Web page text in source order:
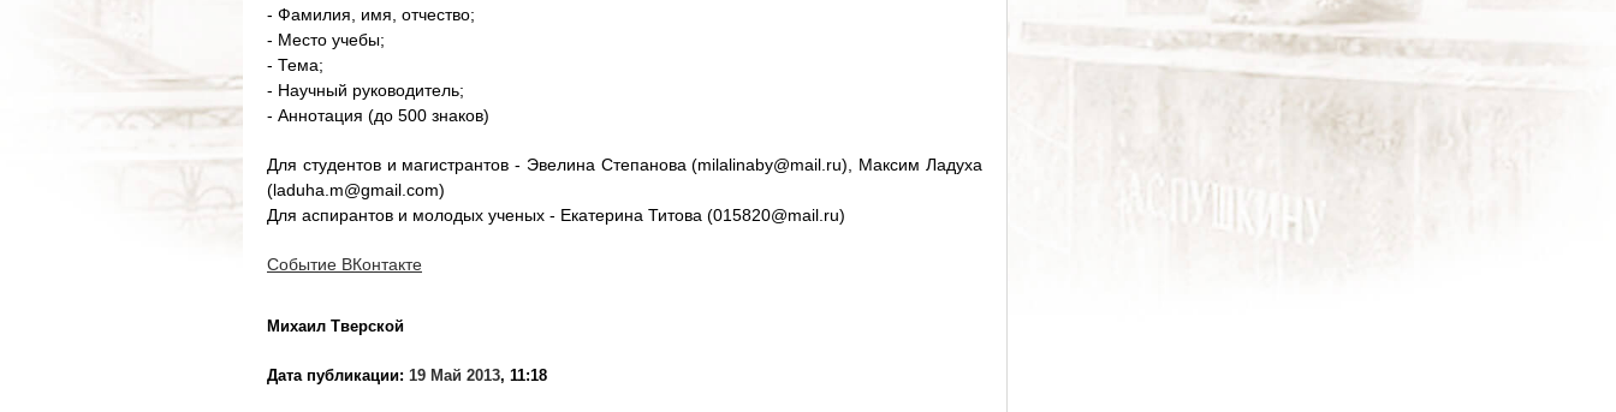
- Фамилия, имя, отчество;
- Место учебы;
- Тема;
- Научный руководитель;
- Аннотация (до 500 знаков)
Для студентов и магистрантов - Эвелина Степанова (milalinaby@mail.ru), Максим Ладуха
(laduha.m@gmail.com)
Для аспирантов и молодых ученых - Екатерина Титова (015820@mail.ru)
Событие ВКонтакте
Михаил Тверской
Дата публикации: 19 Май 2013, 11:18